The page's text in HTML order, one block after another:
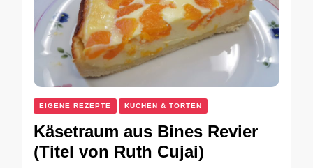
EIGENE REZEPTE KUCHEN & TORTEN
Käsetraum aus Bines Revier
(Titel von Ruth Cujai)